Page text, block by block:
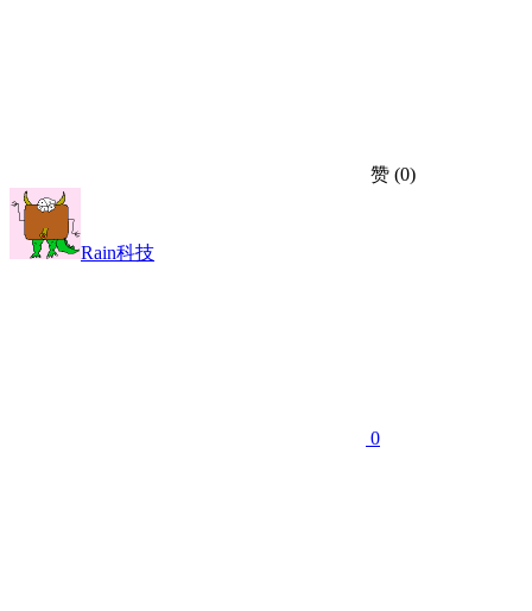
赞 (0)
Rain科技
0